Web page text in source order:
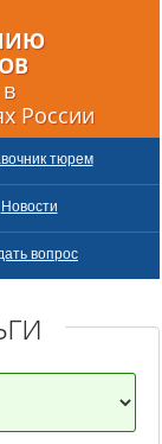
России
тюрем
Новости
вопрос